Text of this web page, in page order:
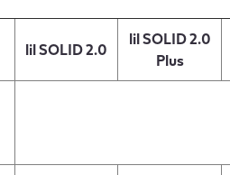
lil SOLID 2.0
lil SOLID 2.0
Plus